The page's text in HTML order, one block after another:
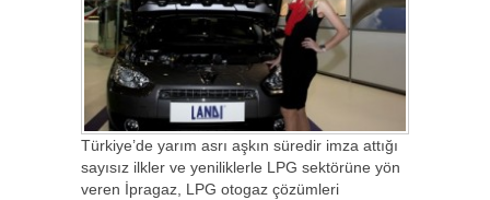
Türkiye’de yarım asrı aşkın süredir imza attığı
sayısız ilkler ve yeniliklerle LPG sektörüne yön
veren İpragaz, LPG otogaz çözümleri